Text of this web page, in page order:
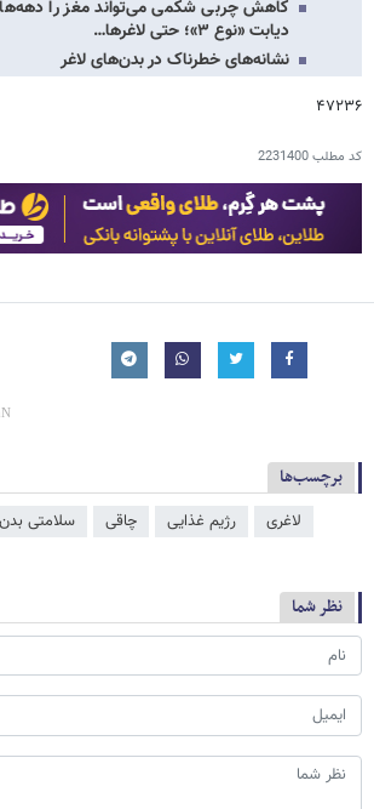
کاهش چربی شکمی می‌تواند مغز را دهه‌ها
دیابت «نوع ۳»؛ حتی لاغرها…
نشانه‌های خطرناک در بدن‌های لاغر
۴۷۲۳۶
کد مطلب2231400
برچسب‌ها
لاغری رژیم غذایی چاقی سلامتی بدن
نظر شما